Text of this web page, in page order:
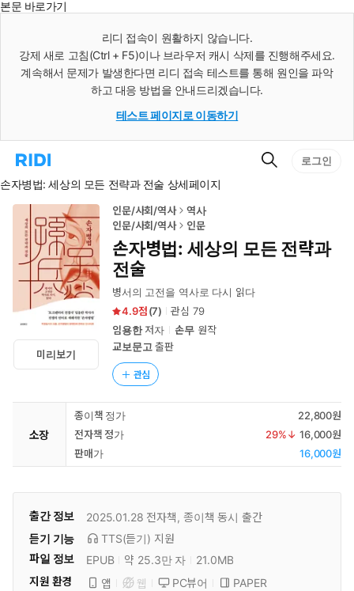
본문 바로가기
리디 접속이 원활하지 않습니다.
강제 새로 고침(Ctrl + F5)이나 브라우저 캐시 삭제를 진행해주세요.
계속해서 문제가 발생한다면 리디 접속 테스트를 통해 원인을 파악
하고 대응 방법을 안내드리겠습니다.
테스트 페이지로 이동하기
리
홈
로
검
로그인
손자병법: 세상의 모든 전략과 전술 상세페이지
미리보기
인문/사회/역사
역사
인문/사회/역사
인문
손자병법: 세상의 모든 전략과
전술
병서의 고전을 역사로 다시 읽다
4.9
(7) 관심 79
임용한저자 손무 원작
교보문고 출판
관심
소장
종이책 정가
22,800원
전자책 정가
29%↓ 16,000원
판매가
16,000원
출간 정보 2025.01.28 전자책, 종이책 동시 출간
듣기 기능
TTS(듣기) 지원
파일 정보
EPUB 약 25.3만 자
21.0MB
지원 환경
앱 웹 PC뷰어
PAPER